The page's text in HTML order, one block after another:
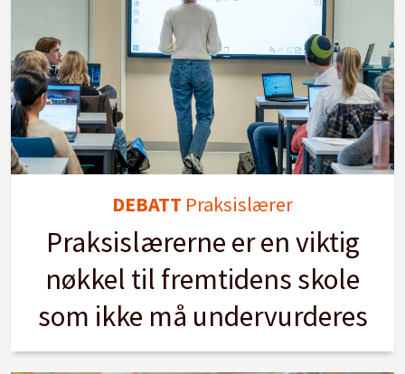
DEBATT Praksislærer
Praksislærerne er en viktig
nøkkel til fremtidens skole
som ikke må undervurderes